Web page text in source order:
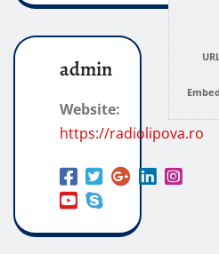
admin
Website:
https://radiolipova.ro